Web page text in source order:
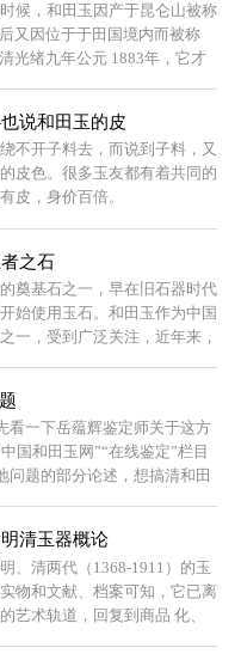
候，和田玉因产于昆仑山被称
又因位于于田国境内而被称
光绪九年公元 1883年，它才
说和田玉的皮
不开子料去，而说到子料，又
皮色。很多玉友都有着共同的
皮，身价百倍。
之石
奠基石之一，早在旧石器时代
始使用玉石。和田玉作为中国
一，受到广泛关注，近年来，
看一下岳蕴辉鉴定师关于这方
国和田玉网”“在线鉴定”栏目
问题的部分论述，想搞清和田
清玉器概论
、清两代（1368-1911）的玉
物和文献、档案可知，它已离
艺术轨道，回复到商品 化、